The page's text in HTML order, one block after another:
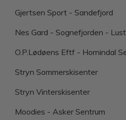
Gjertsen Sport - Sandefjord
Nes Gard - Sognefjorden -
O.P.Lødøens Eftf - Hornindal
Stryn Sommerskisenter
Stryn Vinterskisenter
Moodies - Asker Sentrum